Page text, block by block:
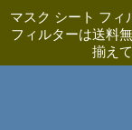
マスク シート フィ
フィルターは送料
揃え